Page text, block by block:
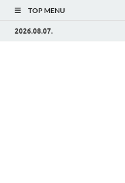
TOP MENU
2026.08.07.